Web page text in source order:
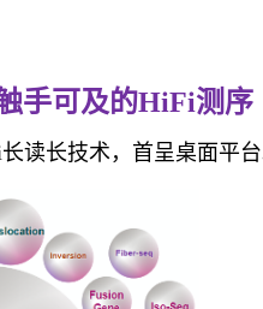
手可及的HiFi测序
读长技术，首呈桌面平